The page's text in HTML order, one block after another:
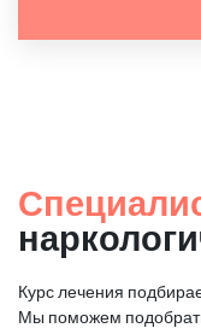
Курс лечения
Мы поможем